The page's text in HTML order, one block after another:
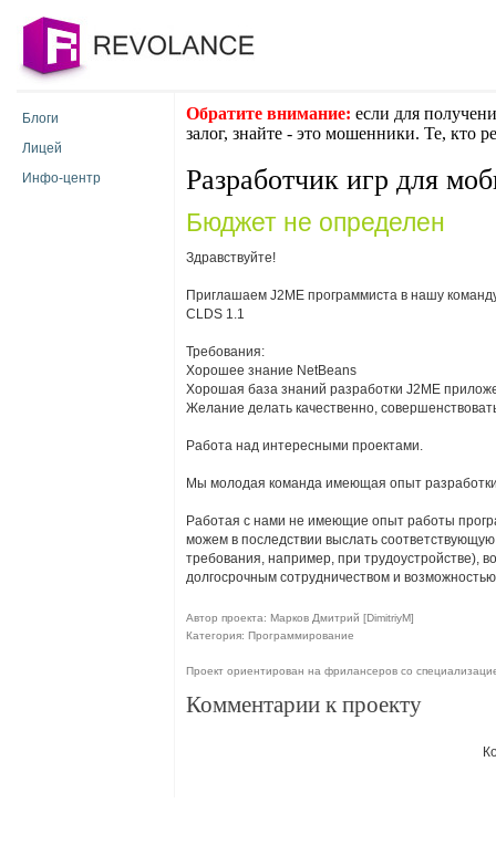
Блоги
Лицей
Инфо-центр
Обратите внимание: если для
залог, знайте - это мошенники. Те, кто
Разработчик игр для
Бюджет не определен
Здравствуйте!
Приглашаем J2ME программиста в нашу
CLDS 1.1
Требования:
Хорошее знание NetBeans
Хорошая база знаний разработки J2ME
Желание делать качественно,
Работа над интересными проектами.
Мы молодая команда имеющая опыт
Работая с нами не имеющие опыт работы
можем в последствии выслать
требования, например, при трудоустройстве),
долгосрочным сотрудничеством и
Автор проекта: Марков Дмитрий [DimitriyM]
Категория: Программирование
Проект ориентирован на фрилансеров со
Комментарии к проекту